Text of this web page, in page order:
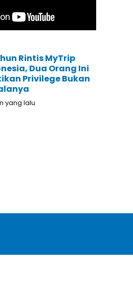
Rintis MyTrip
Dua Orang Ini
Privilege Bukan
yang lalu